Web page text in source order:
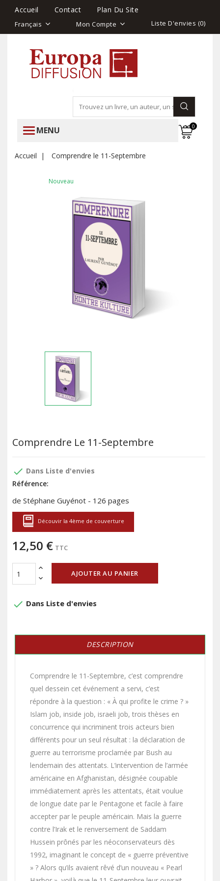
Accueil Contact Plan Du Site
Français Mon Compte Liste D'envies (0)
MENU 0
Accueil Comprendre le 11-Septembre
Nouveau
Comprendre Le 11-Septembre
done Dans Liste d'envies
Référence:
de Stéphane Guyénot - 126 pages
Découvir la 4ème de couverture
12,50 € TTC
AJOUTER AU PANIER
done Dans Liste d'envies
DESCRIPTION
Comprendre le 11-Septembre, c’est comprendre
quel dessein cet événement a servi, c’est
répondre à la question : « À qui profite le crime ? »
Islam job, inside job, israeli job, trois thèses en
concurrence qui incriminent trois acteurs bien
différents pour un seul résultat : la déclaration de
guerre au terrorisme proclamée par Bush au
lendemain des attentats. L’intervention de l’armée
américaine en Afghanistan, désignée coupable
immédiatement après les attentats, était voulue
de longue date par le Pentagone et facile à faire
accepter par le peuple américain. Mais la guerre
contre l’Irak et le renversement de Saddam
Hussein prônés par les néoconservateurs dès
1992, imaginant le concept de « guerre préventive
» ? Alors qu’ils avaient rêvé d’un nouveau « Pearl